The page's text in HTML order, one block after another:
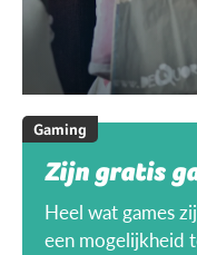
Gaming
Zijn gratis
Heel wat games
een mogelijkheid